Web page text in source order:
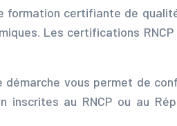
formation certifiante de
Les certifications RNCP
vous permet de
au RNCP ou au